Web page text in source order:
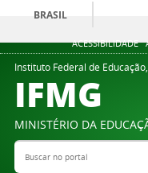
ACESSIBILIDADE
BRASIL
Instituto Federal de
IFMG
MINISTÉRIO DA
Buscar no portal